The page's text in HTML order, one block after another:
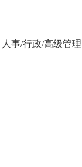
人事/行政/高级管理